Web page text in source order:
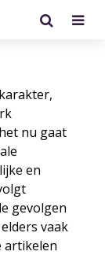
nu gaat
en
gevolgen
vaak
artikelen